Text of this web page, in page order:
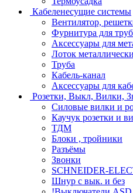
Кабеленесущие системы
Вентилятор,
Фурнитура для
Аксессуары для
Лоток
Труба
Кабель-канал
Аксессуары для
Розетки, Выкл, Вилки,
Силовые вилки и
Каучук розетки и
ТДМ
Блоки , тройники
Разъёмы
Звонки
SCHNEIDER-
Шнур с вык. и без